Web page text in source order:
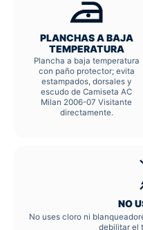
PLANCHAS A BAJA
TEMPERATURA
Plancha a baja temperatura
con paño protector; evita
estampados, dorsales y
escudo de Camiseta AC
Milan 2006-07 Visitante
directamente.
NO
No uses cloro ni
debilitar el